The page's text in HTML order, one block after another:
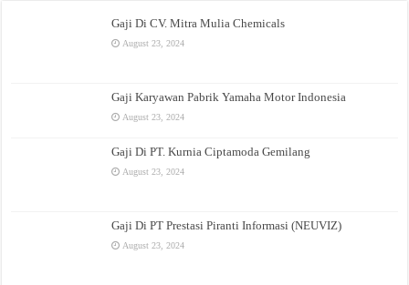
Gaji Di CV. Mitra Mulia Chemicals
August 23, 2024
Gaji Karyawan Pabrik Yamaha Motor Indonesia
August 23, 2024
Gaji Di PT. Kurnia Ciptamoda Gemilang
August 23, 2024
Gaji Di PT Prestasi Piranti Informasi (NEUVIZ)
August 23, 2024